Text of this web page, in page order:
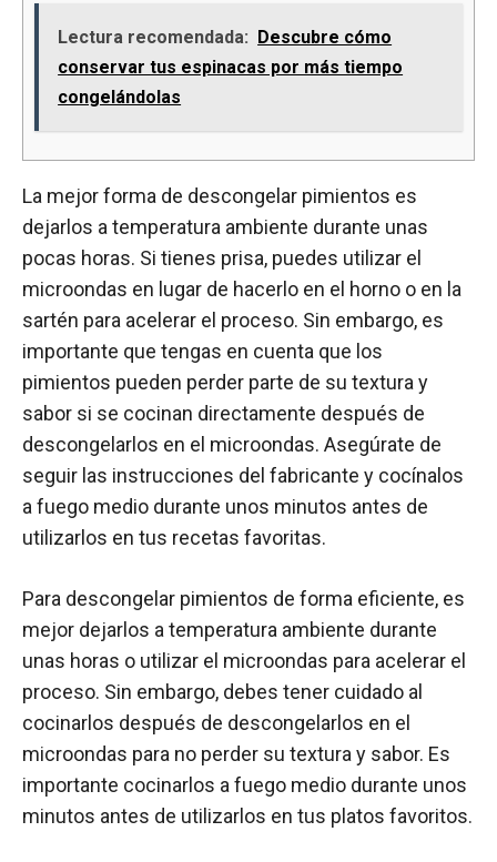
Lectura recomendada: Descubre cómo
conservar tus espinacas por más tiempo
congelándolas
La mejor forma de descongelar pimientos es
dejarlos a temperatura ambiente durante unas
pocas horas. Si tienes prisa, puedes utilizar el
microondas en lugar de hacerlo en el horno o en la
sartén para acelerar el proceso. Sin embargo, es
importante que tengas en cuenta que los
pimientos pueden perder parte de su textura y
sabor si se cocinan directamente después de
descongelarlos en el microondas. Asegúrate de
seguir las instrucciones del fabricante y cocínalos
a fuego medio durante unos minutos antes de
utilizarlos en tus recetas favoritas.
Para descongelar pimientos de forma eficiente, es
mejor dejarlos a temperatura ambiente durante
unas horas o utilizar el microondas para acelerar el
proceso. Sin embargo, debes tener cuidado al
cocinarlos después de descongelarlos en el
microondas para no perder su textura y sabor. Es
importante cocinarlos a fuego medio durante unos
minutos antes de utilizarlos en tus platos favoritos.